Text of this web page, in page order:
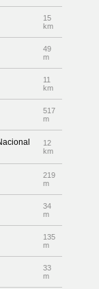
15
km
49
m
11
km
517
m
12
km
219
m
34
m
135
m
33
m